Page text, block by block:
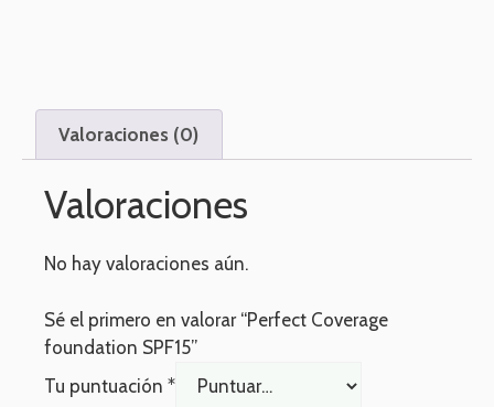
Valoraciones (0)
Valoraciones
No hay valoraciones aún.
Sé el primero en valorar “Perfect Coverage
foundation SPF15”
Tu puntuación *